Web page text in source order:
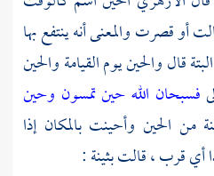
أو قصرت والمعنى أنه ينتفع بها
قال والحين يوم القيامة والحين
فسبحان الله حين تمسون وحين
من الحين وأحينت بالمكان إذا
قرب ، قالت بثينة :